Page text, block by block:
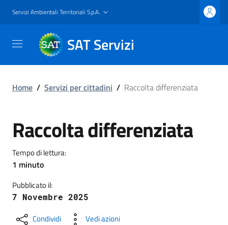
Servizi Ambientali Territoriali S.p.A.
SAT Servizi
Home / Servizi per cittadini / Raccolta differenziata
Raccolta differenziata
Tempo di lettura:
1 minuto
Pubblicato il:
7 Novembre 2025
Condividi Vedi azioni